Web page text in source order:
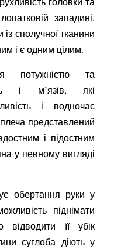
западині.
із сполучної тканини
і є одним цілим.
потужністю та
і м’язів, які
і водночас
представлений
і підостним
у певному вигляді
обертання руки у
піднімати
відводити її убік
суглоба діють у